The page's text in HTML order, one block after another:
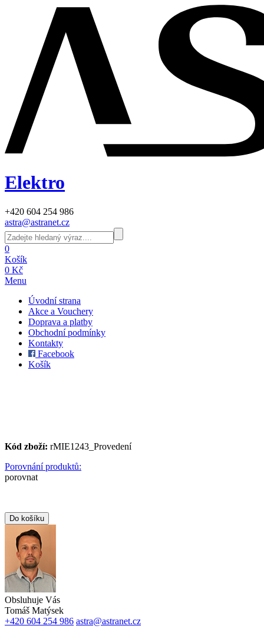
Elektro
+420 604 254 986
astra@astranet.cz
0
Košík
0 Kč
Menu
Úvodní strana
Akce a Vouchery
Doprava a platby
Obchodní podmínky
Kontakty
Facebook
Košík
Kód zboží: rMIE1243_Provedení
Porovnání produktů:
porovnat
Obsluhuje Vás
Tomáš Matýsek
+420 604 254 986 astra@astranet.cz